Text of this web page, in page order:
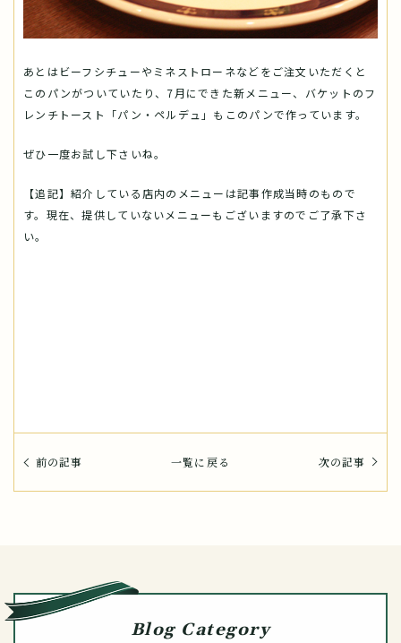
あとはビーフシチューやミネストローネなどをご注文いただくと
このパンがついていたり、7月にできた新メニュー、バケットのフ
レンチトースト「パン・ペルデュ」もこのパンで作っています。
ぜひ一度お試し下さいね。
【追記】紹介している店内のメニューは記事作成当時のもので
す。現在、提供していないメニューもございますのでご了承下さ
い。
前の記事 一覧に戻る 次の記事
Blog Category